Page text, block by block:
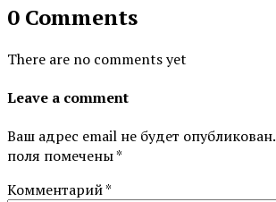
0 Comments
There are no comments yet
Leave a comment
Ваш адрес email не будет опубликован.
поля помечены*
Комментарий*